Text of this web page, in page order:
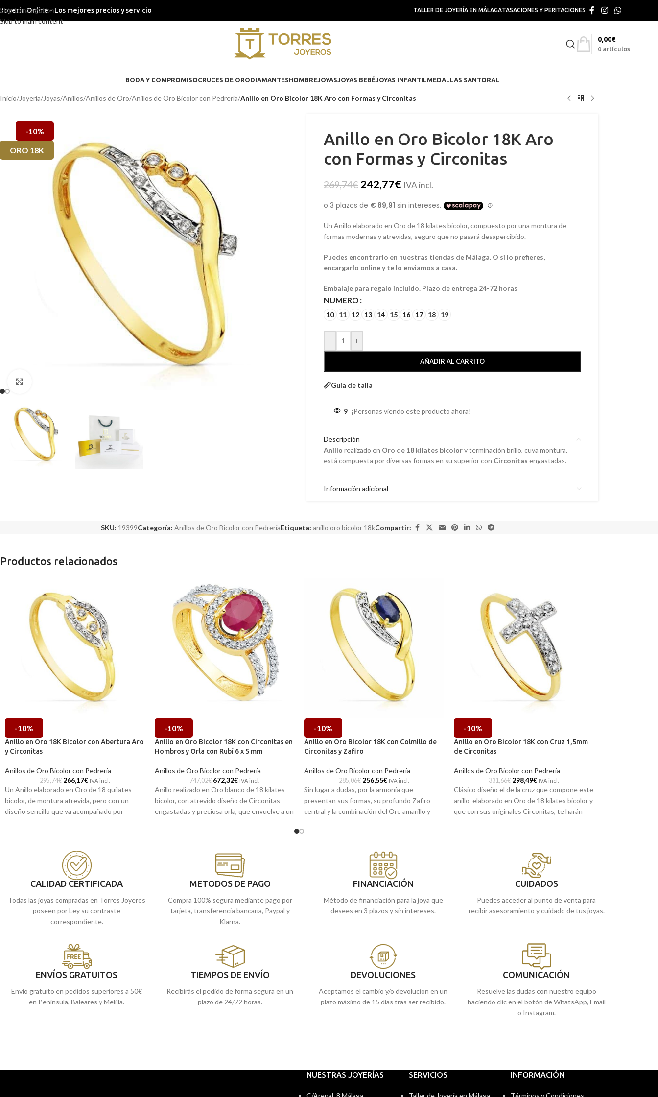
Skip to navigation
Skip to main content
Joyeria Online - Los mejores precios y servicio TALLER DE JOYERÍA EN MÁLAGATASACIONES Y PERITACIONES
0 artículos
0,00€
BODA Y COMPROMISOCRUCES DE ORODIAMANTESHOMBREJOYASJOYAS BEBÉJOYAS INFANTILMEDALLAS SANTORAL
Inicio/Joyería/Joyas/Anillos/Anillos de Oro/Anillos de Oro Bicolor con Pedrería/Anillo en Oro Bicolor 18K Aro con Formas y Circonitas
-10%
ORO 18K
Anillo en Oro Bicolor 18K Aro
con Formas y Circonitas
269,74€ 242,77€ IVA incl.
Un Anillo elaborado en Oro de 18 kilates bicolor, compuesto por una montura de
formas modernas y atrevidas, seguro que no pasará desapercibido.
Puedes encontrarlo en nuestras tiendas de Málaga. O si lo prefieres,
encargarlo online y te lo enviamos a casa.
Embalaje para regalo incluido. Plazo de entrega 24-72 horas
NUMERO
10 11 12 13 14 15 16 17 18 19
- +
AÑADIR AL CARRITO
Guía de talla
9 ¡Personas viendo este producto ahora!
Descripción
Anillo realizado en Oro de 18 kilates bicolory terminación brillo, cuya montura,
está compuesta por diversas formas en su superior con Circonitas engastadas.
Información adicional
SKU: 19399Categoría: Anillos de Oro Bicolor con PedreríaEtiqueta: anillo oro bicolor 18kCompartir:
Productos relacionados
-10%
Anillo en Oro 18K Bicolor con Abertura Aro
y Circonitas
Anillos de Oro Bicolor con Pedrería
295,74€ 266,17€ IVA incl.
Un Anillo elaborado en Oro de 18 quilates
bicolor, de montura atrevida, pero con un
diseño sencillo que va acompañado por
encargarlo online y te lo enviamos a casa.
-10%
Anillo en Oro Bicolor 18K con Circonitas en
Hombros y Orla con Rubí 6 x 5 mm
Anillos de Oro Bicolor con Pedrería
747,02€ 672,32€ IVA incl.
Anillo realizado en Oro blanco de 18 kilates
bicolor, con atrevido diseño de Circonitas
engastadas y preciosa orla, que envuelve a un
online y te la enviamos a casa.
-10%
Anillo en Oro Bicolor 18K con Colmillo de
Circonitas y Zafiro
Anillos de Oro Bicolor con Pedrería
285,06€ 256,55€ IVA incl.
Sin lugar a dudas, por la armonía que
presentan sus formas, su profundo Zafiro
central y la combinación del Oro amarillo y
Puedes encontrarlo en nuestras tiendas
de Málaga, o si lo prefieres, puedes
encargarlo online y te lo enviamos a casa.
-10%
Anillo en Oro Bicolor 18K con Cruz 1,5mm
de Circonitas
Anillos de Oro Bicolor con Pedrería
331,66€ 298,49€ IVA incl.
Clásico diseño el de la cruz que compone este
anillo, elaborado en Oro de 18 kilates bicolor y
que con sus originales Circonitas, te harán
online y te la enviamos a casa.
CALIDAD CERTIFICADA
Todas las joyas compradas en Torres Joyeros
poseen por Ley su contraste
correspondiente.
METODOS DE PAGO
Compra 100% segura mediante pago por
tarjeta, transferencia bancaria, Paypal y
Klarna.
FINANCIACIÓN
Método de financiación para la joya que
desees en 3 plazos y sin intereses.
CUIDADOS
Puedes acceder al punto de venta para
recibir asesoramiento y cuidado de tus joyas.
ENVÍOS GRATUITOS
Envío gratuito en pedidos superiores a 50€
en Península, Baleares y Melilla.
TIEMPOS DE ENVÍO
Recibirás el pedido de forma segura en un
plazo de 24/72 horas.
DEVOLUCIONES
Aceptamos el cambio y/o devolución en un
plazo máximo de 15 días tras ser recibido.
COMUNICACIÓN
Resuelve las dudas con nuestro equipo
haciendo clic en el botón de WhatsApp, Email
o Instagram.
NUESTRAS JOYERÍAS
C/Arenal, 8 Málaga
SERVICIOS
Taller de Joyería en Málaga
INFORMACIÓN
Términos y Condiciones